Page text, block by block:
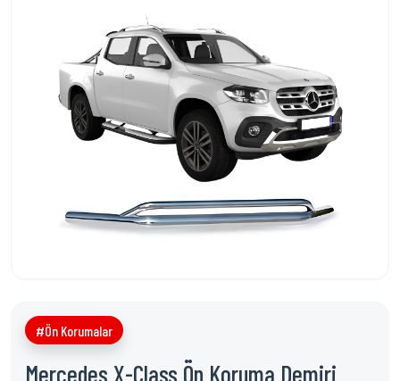
#Ön Korumalar
Mercedes X-Class Ön Koruma Demiri